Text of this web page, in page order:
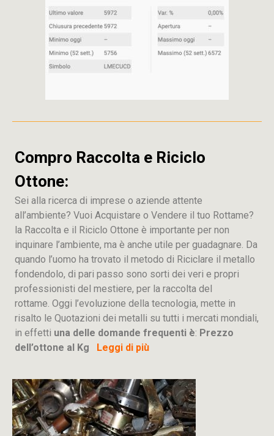
Compro Raccolta e Riciclo
Ottone:
Sei alla ricerca di imprese o aziende attente
all’ambiente? Vuoi Acquistare o Vendere il tuo Rottame?
la Raccolta e il Riciclo Ottone è importante per non
inquinare l’ambiente, ma è anche utile per guadagnare. Da
quando l’uomo ha trovato il metodo di Riciclare il metallo
fondendolo, di pari passo sono sorti dei veri e propri
professionisti del mestiere, per la raccolta del
rottame. Oggi l’evoluzione della tecnologia, mette in
risalto le Quotazioni dei metalli su tutti i mercati mondiali,
in effetti una delle domande frequenti è: Prezzo
dell’ottone al Kg Leggi di più